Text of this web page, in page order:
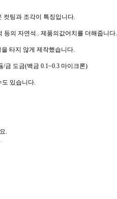
컷팅과 조각이 특징입니다.
등의 자연석.. 제품의값어치를 더해줍니다.
타지 않게 제작했습니다.
금 도금(백금 0.1~0.3 마이크론)
있습니다.
.